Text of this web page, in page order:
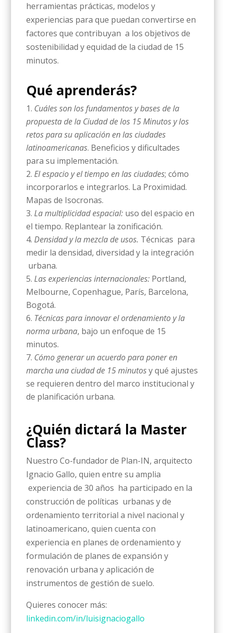
herramientas prácticas, modelos y
experiencias para que puedan convertirse en
factores que contribuyan a los objetivos de
sostenibilidad y equidad de la ciudad de 15
minutos.
Qué aprenderás?
Cuáles son los fundamentos y bases de la
propuesta de la Ciudad de los 15 Minutos y los
retos para su aplicación en las ciudades
latinoamericanas. Beneficios y dificultades
para su implementación.
El espacio y el tiempo en las ciudades; cómo
incorporarlos e integrarlos. La Proximidad.
Mapas de Isocronas.
La multiplicidad espacial: uso del espacio en
el tiempo. Replantear la zonificación.
Densidad y la mezcla de usos. Técnicas para
medir la densidad, diversidad y la integración
urbana.
Las experiencias internacionales: Portland,
Melbourne, Copenhague, París, Barcelona,
Bogotá.
Técnicas para innovar el ordenamiento y la
norma urbana, bajo un enfoque de 15
minutos.
Cómo generar un acuerdo para poner en
marcha una ciudad de 15 minutosy qué ajustes
se requieren dentro del marco institucional y
de planificación urbana.
¿Quién dictará la Master
Class?
Nuestro Co-fundador de Plan-IN, arquitecto
Ignacio Gallo, quien entre su amplia
experiencia de 30 años ha participado en la
construcción de políticas urbanas y de
ordenamiento territorial a nivel nacional y
latinoamericano, quien cuenta con
experiencia en planes de ordenamiento y
formulación de planes de expansión y
renovación urbana y aplicación de
instrumentos de gestión de suelo.
Quieres conocer más:
linkedin.com/in/luisignaciogallo